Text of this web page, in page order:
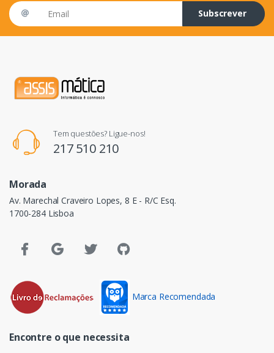
Email address
Subscrever
Tem questões? Ligue-nos!
217 510 210
Morada
Av. Marechal Craveiro Lopes, 8 E - R/C Esq.
1700-284 Lisboa
Marca Recomendada
Encontre o que necessita